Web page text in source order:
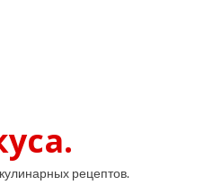
рецептов.